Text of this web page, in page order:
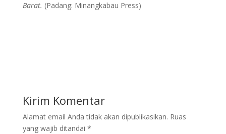
Barat. (Padang: Minangkabau Press)
Kirim Komentar
Alamat email Anda tidak akan dipublikasikan. Ruas
yang wajib ditandai *